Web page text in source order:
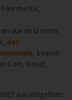
Fourchette,
en vue de la vente
des
, à savoir
Coin, Vizeat,
aux obligations